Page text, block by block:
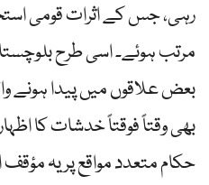
رہی، جس کے اثرات قومی
مرتب ہوئے۔ اسی طرح
بعض علاقوں میں پیدا ہونے
بھی وقتاً فوقتاً خدشات کا
حکام متعدد مواقع پر یہ